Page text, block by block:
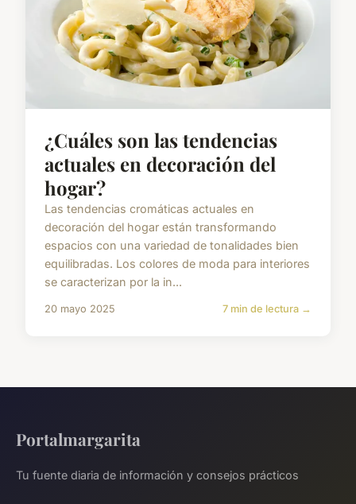
¿Cuáles son las tendencias
actuales en decoración del
hogar?
Las tendencias cromáticas actuales en
decoración del hogar están transformando
espacios con una variedad de tonalidades bien
equilibradas. Los colores de moda para interiores
se caracterizan por la in...
20 mayo 2025 7 min de lectura →
Portalmargarita
Tu fuente diaria de información y consejos prácticos